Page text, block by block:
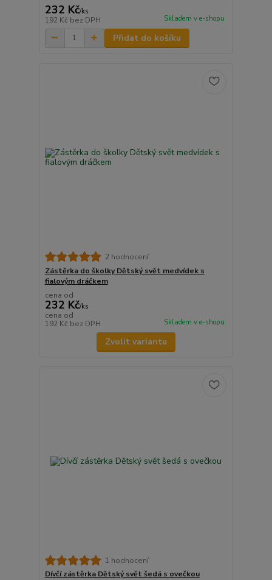
232 Kč/ks
192 Kč bez DPH Skladem v e-shopu
Přidat do košíku
2 hodnocení
Zástěrka do školky Dětský svět medvídek s
fialovým dráčkem
cena od
232 Kč/ks
cena od
192 Kč bez DPH Skladem v e-shopu
Zvolit variantu
1 hodnocení
Dívčí zástěrka Dětský svět šedá s ovečkou